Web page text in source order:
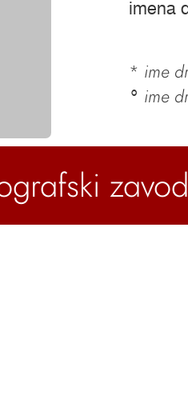
imena
* ime
° ime